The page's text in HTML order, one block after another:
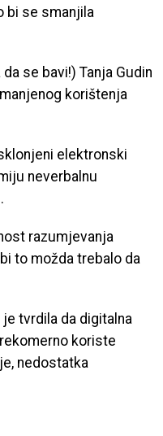
bi se smanjila
se bavi!) Tanja Gudin
korištenja
elektronski
neverbalnu
razumjevanja
to možda trebalo da
tvrdila da digitalna
koriste
nedostatka